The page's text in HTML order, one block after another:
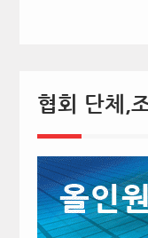
협회 단체,